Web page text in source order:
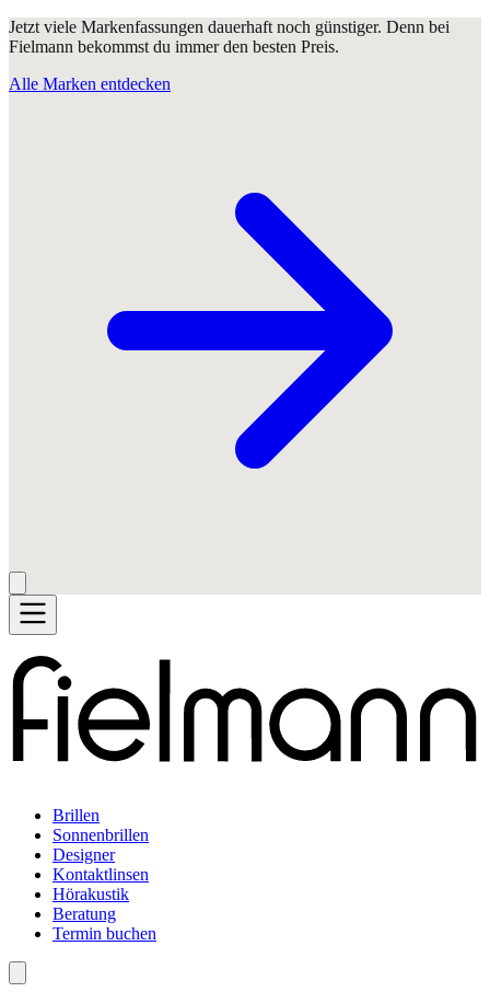
Jetzt viele Markenfassungen dauerhaft noch günstiger. Denn bei
Fielmann bekommst du immer den besten Preis.
Alle Marken entdecken
Brillen
Sonnenbrillen
Designer
Kontaktlinsen
Hörakustik
Beratung
Termin buchen